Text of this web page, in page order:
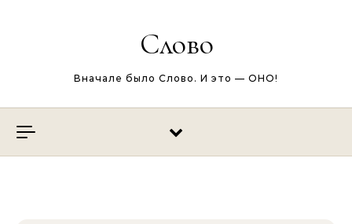
Слово
Вначале было Слово. И это — ОНО!